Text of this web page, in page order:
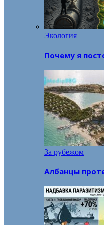
Экология
Почему я
За рубежом
Албанцы